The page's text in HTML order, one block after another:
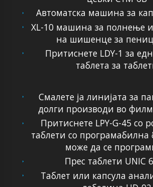
Автоматска машина за
XL-10 машина за полнење
на шишенце за
Притиснете LDY-1 за
таблета за
Смалете ја линијата за
долги производи во
Притиснете LPY-G-45 со
таблети со
може да се
Прес таблети UNIC
Таблет или капсула